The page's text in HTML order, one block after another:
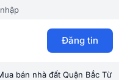
Đăng tin
bán nhà đất Quận Bắc Từ